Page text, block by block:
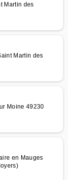
Martin des
Martin des
Moine 49230
en Mauges